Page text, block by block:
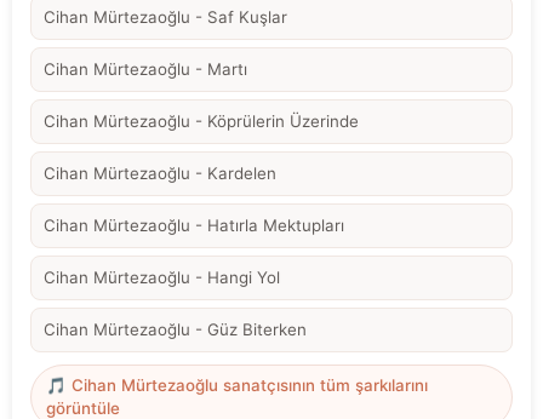
Cihan Mürtezaoğlu - Saf Kuşlar
Cihan Mürtezaoğlu - Martı
Cihan Mürtezaoğlu - Köprülerin Üzerinde
Cihan Mürtezaoğlu - Kardelen
Cihan Mürtezaoğlu - Hatırla Mektupları
Cihan Mürtezaoğlu - Hangi Yol
Cihan Mürtezaoğlu - Güz Biterken
🎵 Cihan Mürtezaoğlu sanatçısının tüm şarkılarını
görüntüle